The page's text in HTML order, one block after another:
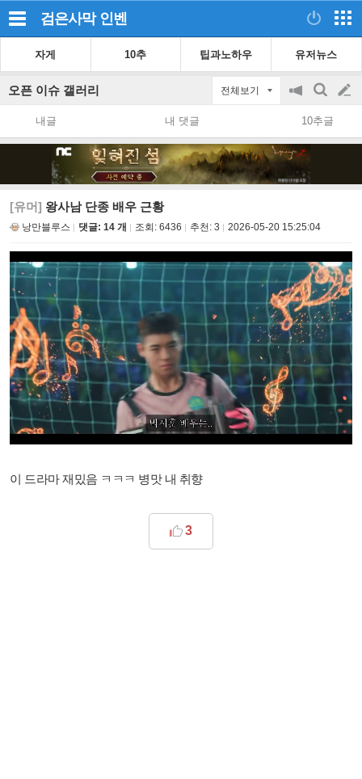
검은사막 인벤
자게 10추 팁과노하우 유저뉴스
오픈 이슈 갤러리 전체보기
공
지
on/off
검
색
글
쓰
내글 내 댓글 10추글
[유머] 왕사남 단종 배우 근황
낭만블루스 댓글: 14 개 조회: 6436 추천: 3 2026-05-20 15:25:04
이 드라마 재밌음 ㅋㅋㅋ 병맛 내 취향​
3